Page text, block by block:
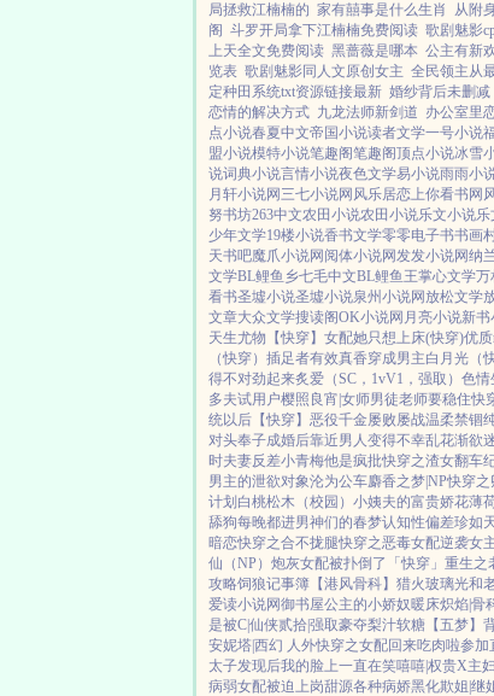
局拯救江楠楠的 家有囍事是什么生肖 从附
阁 斗罗开局拿下江楠楠免费阅读 歌剧魅影
上天全文免费阅读 黑蔷薇是哪本 公主有新
览表 歌剧魅影同人文原创女主 全民领主从
定种田系统txt资源链接最新 婚纱背后未删减
恋情的解决方式 九龙法师新剑道 办公室里
点小说春夏中文帝国小说读者文学一号小说
盟小说模特小说笔趣阁笔趣阁顶点小说冰雪
说词典小说言情小说夜色文学易小说雨雨小
月轩小说网 三七小说网 风乐居恋上你看书网
努书坊263中文农田小说农田小说乐文小说乐
少年文学19楼小说香书文学零零电子书书画
天书吧魔爪小说网 阅体小说网发发小说网纳
文学BL鲤鱼乡七毛中文BL鲤鱼王掌心文学万
看书圣墟小说圣墟小说泉州小说网放松文学
文章大众文学搜读阁OK小说网 月亮小说新书
天生尤物【快穿】 女配她只想上床(快穿)优
（快穿）插足者有效真香穿成男主白月光（
得不对劲起来炙爱（SC，1vV1，强取） 色情
多夫试用户樱照良宵|女师男徒老师要稳住快
统以后【快穿】 恶役千金屡败屡战温柔禁锢
对头奉子成婚后靠近男人变得不幸乱花渐欲
时夫妻反差小青梅他是疯批快穿之渣女翻车
男主的泄欲对象沦为公车麝香之梦|NP快穿之
计划 白桃松木（校园） 小姨夫的富贵娇花薄
舔狗每晚都进男神们的春梦认知性偏差珍如
暗恋快穿之合不拢腿快穿之恶毒女配逆袭女
仙（NP） 炮灰女配被扑倒了「快穿」 重生之
攻略饲狼记事簿 【港风骨科】猎火玻璃光和
爱读小说网御书屋公主的小娇奴暖床炽焰|骨
是被C|仙侠贰拾|强取豪夺梨汁软糖 【五梦】
安妮塔|西幻 人外快穿之女配回来吃肉啦参加
太子发现后我的脸上一直在笑嘻嘻|权贵X主妇
病弱女配被迫上岗甜源各种病娇黑化欺姐|继